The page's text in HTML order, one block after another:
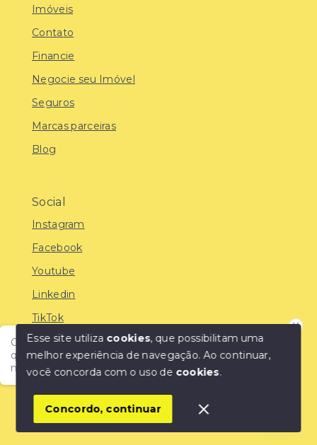
Olá! Encontre o imóvel ideal com a IMOBREUNIG®:
qualidade, confiança e as melhores oportunidades do
mercado!
Imóveis
Contato
Financie
Negocie seu Imóvel
Seguros
Marcas parceiras
Blog
Social
Instagram
Facebook
Youtube
Linkedin
TikTok
© Copyright 2026 - IMOBREUNIG® - Negócios
SITE PARA IMOBILIARIA
Esse site utiliza cookies, que possibilitam uma
melhor experiência de navegação.Ao continuar,
você concorda com o uso de cookies.
Concordo, continuar